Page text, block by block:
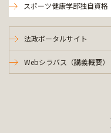
スポーツ健康学部独自資格
法政ポータルサイト
Webシラバス（講義概要）